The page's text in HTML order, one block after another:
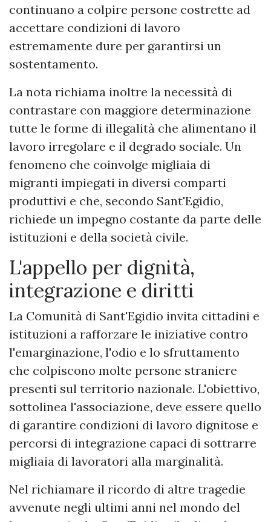
continuano a colpire persone costrette ad
accettare condizioni di lavoro
estremamente dure per garantirsi un
sostentamento.
La nota richiama inoltre la necessità di
contrastare con maggiore determinazione
tutte le forme di illegalità che alimentano il
lavoro irregolare e il degrado sociale. Un
fenomeno che coinvolge migliaia di
migranti impiegati in diversi comparti
produttivi e che, secondo Sant'Egidio,
richiede un impegno costante da parte delle
istituzioni e della società civile.
L'appello per dignità,
integrazione e diritti
La Comunità di Sant'Egidio invita cittadini e
istituzioni a rafforzare le iniziative contro
l'emarginazione, l'odio e lo sfruttamento
che colpiscono molte persone straniere
presenti sul territorio nazionale. L'obiettivo,
sottolinea l'associazione, deve essere quello
di garantire condizioni di lavoro dignitose e
percorsi di integrazione capaci di sottrarre
migliaia di lavoratori alla marginalità.
Nel richiamare il ricordo di altre tragedie
avvenute negli ultimi anni nel mondo del